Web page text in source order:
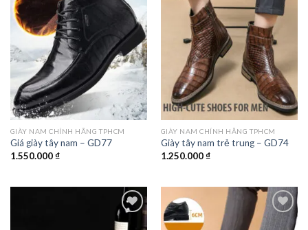
Add to
wishlist
GIÀY NAM CHÍNH HÃNG TPHCM
Giá giày tây nam – GD77
1.550.000₫
Add to
wishlist
GIÀY NAM CHÍNH HÃNG TPHCM
Giày tây nam trẻ trung – GD74
1.250.000₫